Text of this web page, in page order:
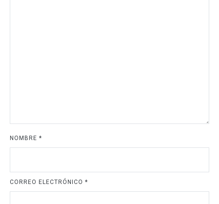
NOMBRE *
CORREO ELECTRÓNICO *